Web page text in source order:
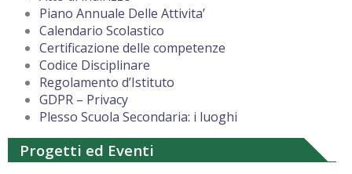
Piano Annuale Delle Attivita’
Calendario Scolastico
Certificazione delle competenze
Codice Disciplinare
Regolamento d’Istituto
GDPR – Privacy
Plesso Scuola Secondaria: i luoghi
Progetti ed Eventi